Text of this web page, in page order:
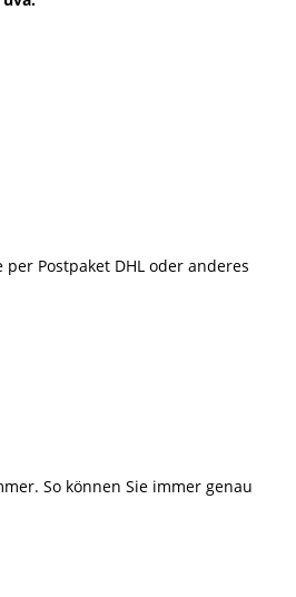
Postpaket DHL oder anderes
So können Sie immer genau